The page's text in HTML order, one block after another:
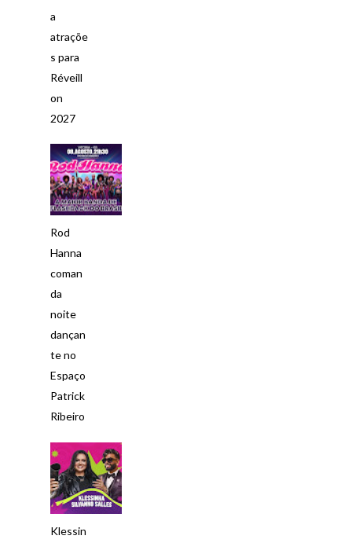
a
atraçõe
s para
Réveill
on
2027
Rod
Hanna
coman
da
noite
dançan
te no
Espaço
Patrick
Ribeiro
Klessin